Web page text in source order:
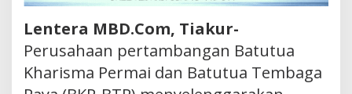
Lentera MBD.Com, Tiakur-
Perusahaan pertambangan Batutua
Kharisma Permai dan Batutua Tembaga